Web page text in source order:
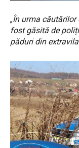
„În urma
fost găsită de
păduri din